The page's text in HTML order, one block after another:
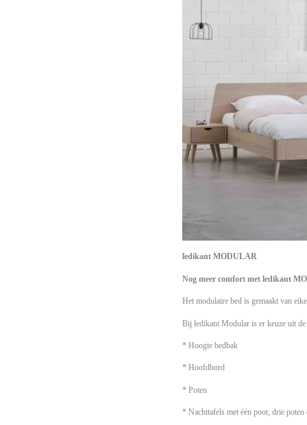
ledikant MODULAR
Nog meer comfort met ledikant
Het modulaire bed is gemaakt van
Bij ledikant Modular is er keuze uit
* Hoogte bedbak
* Hoofdbord
* Poten
* Nachttafels met één poot, drie